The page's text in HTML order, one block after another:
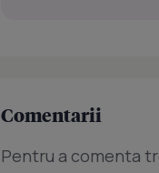
Comentarii
Pentru a comenta